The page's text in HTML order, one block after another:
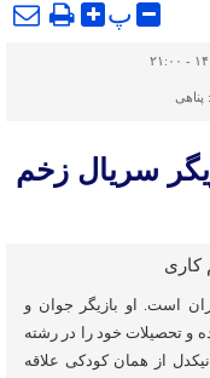
پ
پناهی
سریال زخم
۳۱ تیر ماه سال ۱۳۷۶ در تهران است. او بازیگر جوان و
و تحصیلات خود را در رشته
از همان کودکی علاقه